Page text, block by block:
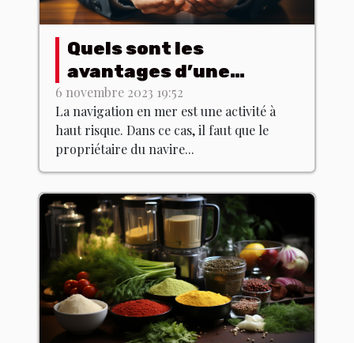
Quels sont les
avantages d’une
assurance maritime ?
6 novembre 2023 19:52
La navigation en mer est une activité à
haut risque. Dans ce cas, il faut que le
propriétaire du navire...